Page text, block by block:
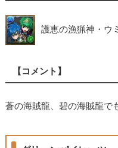
護恵の漁猟神・ウ
【コメント】
蒼の海賊龍、碧の海賊龍で